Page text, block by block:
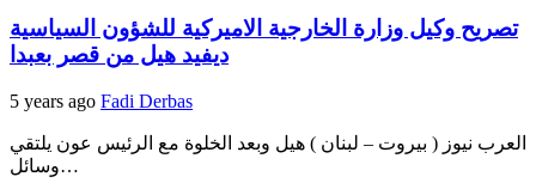
تصريح وكيل وزارة الخارجية الاميركية للشؤون السياسية
ديفيد هيل من قصر بعبدا
5 years ago Fadi Derbas
العرب نيوز ( بيروت – لبنان ) هيل وبعد الخلوة مع الرئيس عون يلتقي
وسائل…